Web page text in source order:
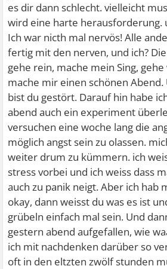
es dir dann schlecht. vielleicht
wird eine harte herausforderung.
Ich war nicth mal nervös! Alle
fertig mit den nerven, und ich?
gehe rein, mache mein Sing,
mache mir einen schönen Abend.
bist du gestört. Darauf hin habe
abend auch ein experiment
versuchen eine woche lang die
möglich angst sein zu olassen.
weiter drum zu kümmern. ich
stress vorbei und ich weiss dass
auch zu panik neigt. Aber ich hab
okay, dann weisst du was es ist
grübeln einfach mal sein. Und
gestern abend aufgefallen, wie
ich mit nachdenken darüber so
oft in den eltzten zwölf stunden